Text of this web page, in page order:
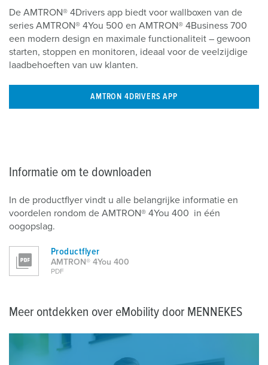
De AMTRON® 4Drivers app biedt voor wallboxen van de
series AMTRON® 4You 500 en AMTRON® 4Business 700
een modern design en maximale functionaliteit – gewoon
starten, stoppen en monitoren, ideaal voor de veelzijdige
laadbehoeften van uw klanten.
AMTRON 4DRIVERS APP
Informatie om te downloaden
In de productflyer vindt u alle belangrijke informatie en
voordelen rondom de AMTRON® 4You 400 in één
oogopslag.
Productflyer
AMTRON® 4You 400
PDF
Meer ontdekken over eMobility door MENNEKES